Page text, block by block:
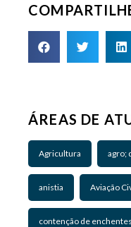
ÁREAS DE
Agricultura agro;
anistia Aviação
contenção de enchentes